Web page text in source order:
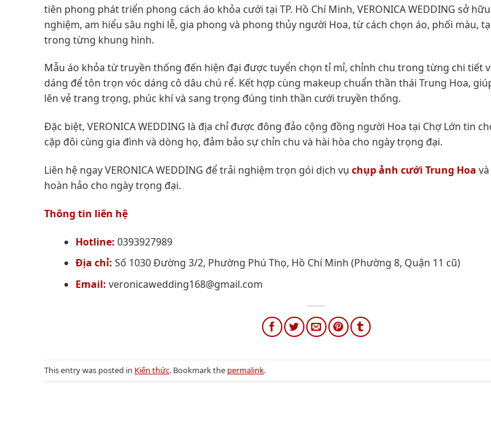
tiên phong phát triển phong cách áo khỏa cưới tại TP. Hồ Chí Minh, VERONICA WEDDING sở
nghiệm, am hiểu sâu nghi lễ, gia phong và phong thủy người Hoa, từ cách chọn áo, phối màu,
trong từng khung hình.
Mẫu áo khỏa từ truyền thống đến hiện đại được tuyển chọn tỉ mỉ, chỉnh chu trong từng chi tiết
dáng để tôn trọn vóc dáng cô dâu chú rể. Kết hợp cùng makeup chuẩn thần thái Trung Hoa,
lên vẻ trang trọng, phúc khí và sang trọng đúng tinh thần cưới truyền thống.
Đặc biệt, VERONICA WEDDING là địa chỉ được đông đảo cộng đồng người Hoa tại Chợ Lớn tin
cặp đôi cùng gia đình và dòng họ, đảm bảo sự chỉn chu và hài hòa cho ngày trọng đại.
Liên hệ ngay VERONICA WEDDING để trải nghiệm trọn gói dịch vụ chụp ảnh cưới Trung Hoa
hoàn hảo cho ngày trọng đại.
Thông tin liên hệ
Hotline: 0393927989
Địa chỉ: Số 1030 Đường 3/2, Phường Phú Thọ, Hồ Chí Minh (Phường 8, Quận 11 cũ)
Email: veronicawedding168@gmail.com
This entry was posted in Kiến thức. Bookmark the permalink.